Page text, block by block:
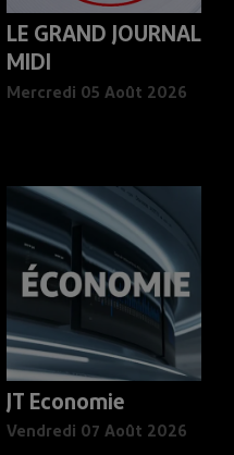
LE GRAND JOURNAL
MIDI
Mercredi 05 Août 2026
JT Economie
Vendredi 07 Août 2026